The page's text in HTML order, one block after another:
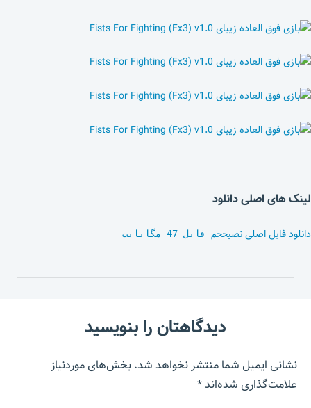
لینک های اصلی دانلود
دانلود فایل اصلی نصبحجم فایل 47 مگابایت
دیدگاهتان را بنویسید
نشانی ایمیل شما منتشر نخواهد شد.بخش‌های موردنیاز
علامت‌گذاری شده‌اند*